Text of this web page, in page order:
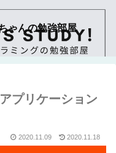
ゃんの勉強部屋
プリケーション
2020.11.09 2020.11.18